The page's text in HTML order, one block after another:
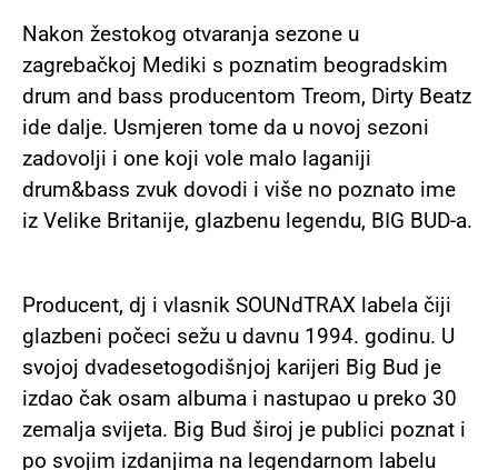
Nakon žestokog otvaranja sezone u
zagrebačkoj Mediki s poznatim beogradskim
drum and bass producentom Treom, Dirty Beatz
ide dalje. Usmjeren tome da u novoj sezoni
zadovolji i one koji vole malo laganiji
drum&bass zvuk dovodi i više no poznato ime
iz Velike Britanije, glazbenu legendu, BIG BUD-a.
Producent, dj i vlasnik SOUNdTRAX labela čiji
glazbeni počeci sežu u davnu 1994. godinu. U
svojoj dvadesetogodišnjoj karijeri Big Bud je
izdao čak osam albuma i nastupao u preko 30
zemalja svijeta. Big Bud široj je publici poznat i
po svojim izdanjima na legendarnom labelu